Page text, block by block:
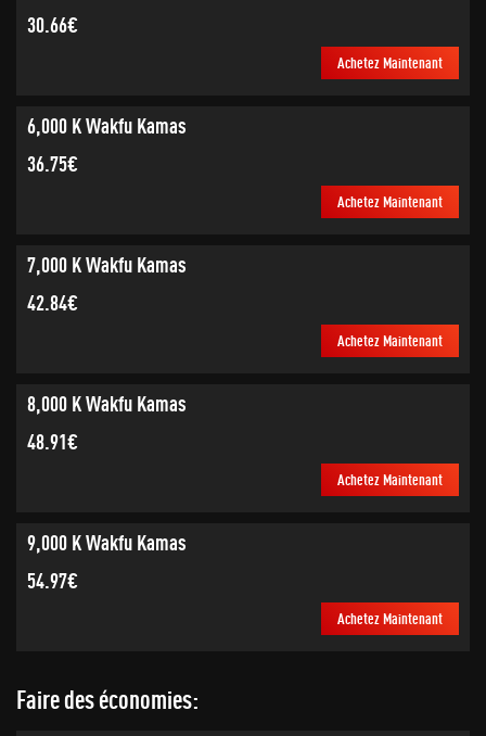
30.66€
Achetez Maintenant
6,000 K Wakfu Kamas
36.75€
Achetez Maintenant
7,000 K Wakfu Kamas
42.84€
Achetez Maintenant
8,000 K Wakfu Kamas
48.91€
Achetez Maintenant
9,000 K Wakfu Kamas
54.97€
Achetez Maintenant
Faire des économies: